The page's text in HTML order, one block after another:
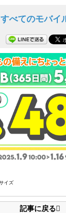
べてのモバイ
イズ
記事に戻る